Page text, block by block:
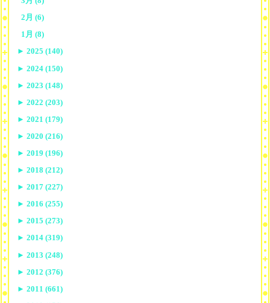
2月 (6)
1月 (8)
► 2025 (140)
► 2024 (150)
► 2023 (148)
► 2022 (203)
► 2021 (179)
► 2020 (216)
► 2019 (196)
► 2018 (212)
► 2017 (227)
► 2016 (255)
► 2015 (273)
► 2014 (319)
► 2013 (248)
► 2012 (376)
► 2011 (661)